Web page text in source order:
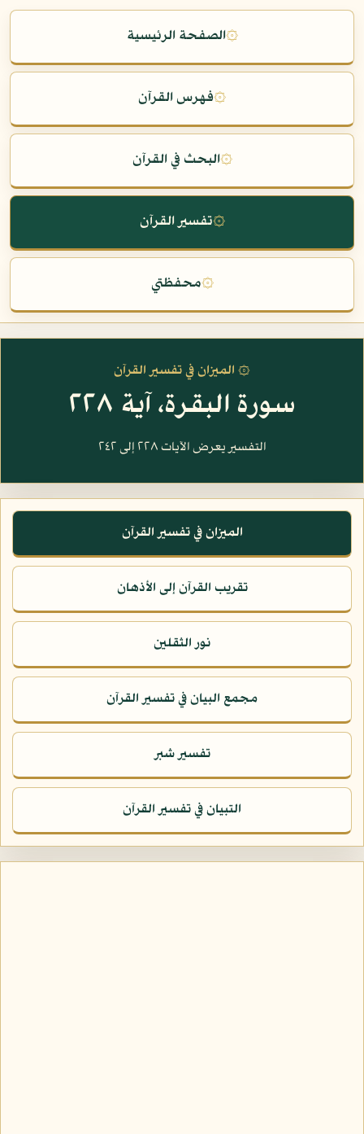
۞الصفحة الرئيسية
۞فهرس القرآن
۞البحث في القرآن
۞تفسير القرآن
۞محفظتي
۞ الميزان في تفسير القرآن
سورة البقرة، آية ٢٢٨
التفسير يعرض الآيات ٢٢٨ إلى ٢٤٢
الميزان في تفسير القرآن
تقريب القرآن إلى الأذهان
نور الثقلين
مجمع البيان في تفسير القرآن
تفسير شبر
التبيان في تفسير القرآن